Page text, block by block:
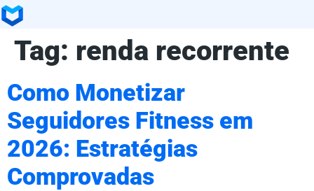
Tag: renda recorrente
Como Monetizar
Seguidores Fitness em
2026: Estratégias
Comprovadas